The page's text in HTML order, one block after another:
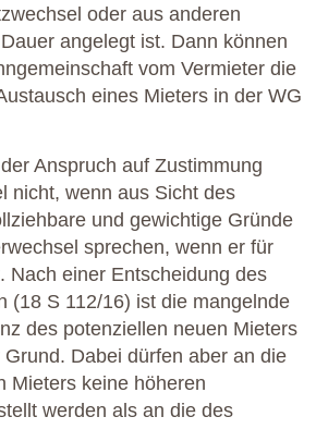
oder aus anderen
angelegt ist. Dann können
vom Vermieter die
eines Mieters in der WG
Anspruch auf Zustimmung
nicht, wenn aus Sicht des
und gewichtige Gründe
sprechen, wenn er für
Nach einer Entscheidung des
(18 S 112/16) ist die mangelnde
des potenziellen neuen Mieters
Dabei dürfen aber an die
Mieters keine höheren
werden als an die des